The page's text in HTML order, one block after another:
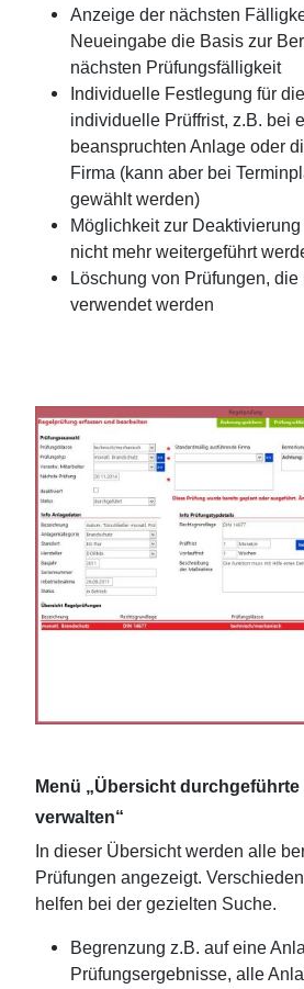
Anzeige der nächsten
Neueingabe die Basis zur
nächsten Prüfungsfälligkeit
Individuelle Festlegung für
individuelle Prüffrist, z.B. bei
beanspruchten Anlage oder
Firma (kann aber bei
gewählt werden)
Möglichkeit zur
nicht mehr weitergeführt
Löschung von Prüfungen, die
verwendet werden
Menü „Übersicht
verwalten“
In dieser Übersicht werden alle
Prüfungen angezeigt.
helfen bei der gezielten Suche.
Begrenzung z.B. auf eine
Prüfungsergebnisse, alle